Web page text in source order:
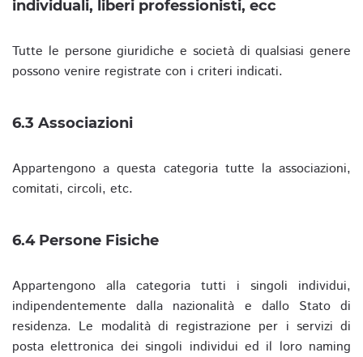
individuali, liberi professionisti, ecc
Tutte le persone giuridiche e società di qualsiasi genere
possono venire registrate con i criteri indicati.
6.3 Associazioni
Appartengono a questa categoria tutte la associazioni,
comitati, circoli, etc.
6.4 Persone Fisiche
Appartengono alla categoria tutti i singoli individui,
indipendentemente dalla nazionalità e dallo Stato di
residenza. Le modalità di registrazione per i servizi di
posta elettronica dei singoli individui ed il loro naming